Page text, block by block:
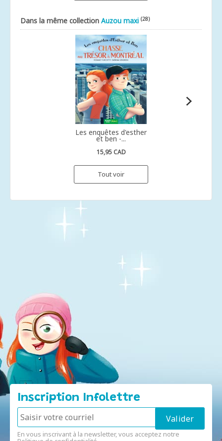
Dans la même collection Auzou maxi (28)
Les enquêtes d'esther
et ben -...
15,95 CAD
Tout voir
Inscription Infolettre
En vous inscrivant à la newsletter, vous acceptez notre